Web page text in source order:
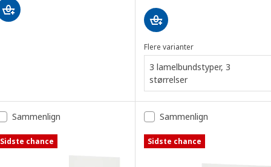
Flere varianter
3 lamelbundstyper, 3
størrelser
Sammenlign
Sidste chance
Sammenlign
Sidste chance